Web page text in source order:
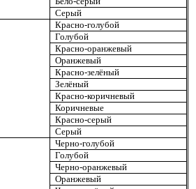
Серый
Красно-голубой
Голубой
Красно-оранжевый
Оранжевый
Красно-зелёный
Зелёный
Красно-коричневый
Коричневые
Красно-серый
Серый
Черно-голубой
Голубой
Черно-оранжевый
Оранжевый